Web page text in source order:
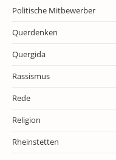
Politische Mitbewerber
Querdenken
Quergida
Rassismus
Rede
Religion
Rheinstetten